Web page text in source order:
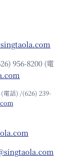
956-8200 (電
電話) /(626) 239-